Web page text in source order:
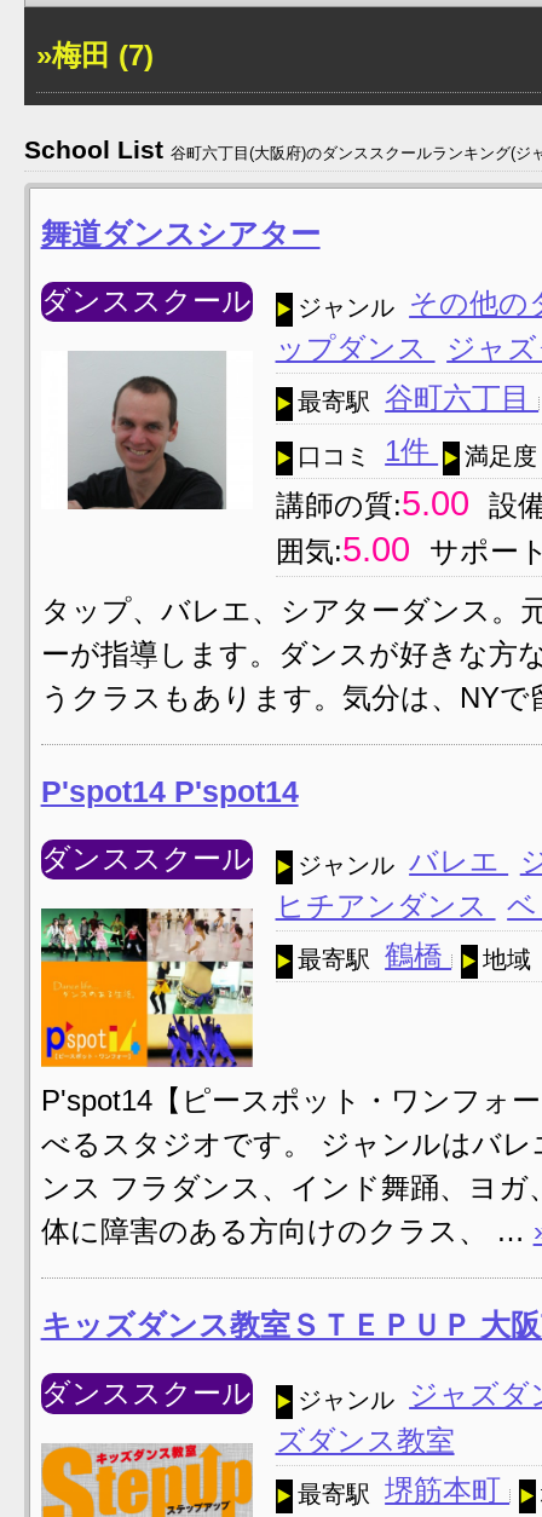
»梅田 (7)
School List 谷町六丁目(大阪府)のダンススクールランキング(ジ
舞道ダンスシアター
ダンススクール ジャンル
その他
ップダンス
ジャ
最寄駅 谷町六丁目
口コミ 1件 満足度
講師の質:5.00
設
囲気:5.00
サポー
タップ、バレエ、シアターダンス。
ーが指導します。ダンスが好きな方
うクラスもあります。気分は、NY
P'spot14 P'spot14
ダンススクール ジャンル バレエ
ヒチアンダンス
最寄駅 鶴橋 地域
P'spot14【ピースポット・ワンフォ
べるスタジオです。 ジャンルはバ
ンス フラダンス、インド舞踊、ヨ
体に障害のある方向けのクラス、 …
キッズダンス教室ＳＴＥＰＵＰ 大
ダンススクール ジャンル
ジャズ
ズダンス教室
最寄駅 堺筋本町